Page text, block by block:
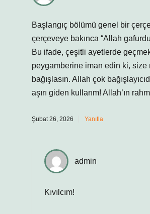
Başlangıç bölümü genel bir
çerçeveye bakınca “Allah
Bu ifade, çeşitli ayetlerde
peygamberine iman edin ki,
bağışlasın. Allah çok
aşırı giden kullarım! Allah’ın
Şubat 26, 2026 Yanıtla
admin
Kıvılcım!